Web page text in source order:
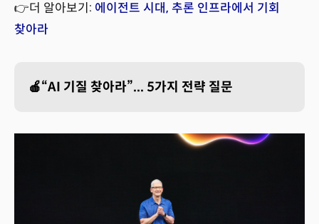
👉더 알아보기: 에이전트 시대, 추론 인프라에서 기회
찾아라
🍎“AI 기질 찾아라”... 5가지 전략 질문